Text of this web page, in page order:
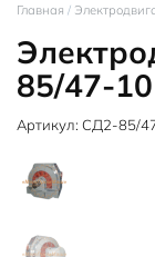
Главная /
85/47-10
Артикул: СД2-85/